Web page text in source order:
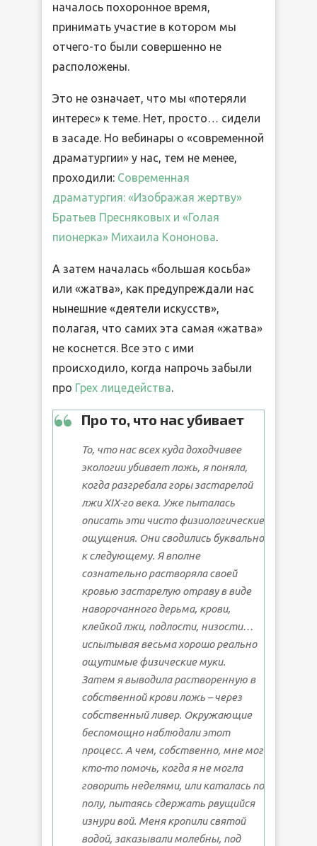
началось похоронное время,
принимать участие в котором мы
отчего-то были совершенно не
расположены.
Это не означает, что мы «потеряли
интерес» к теме. Нет, просто… сидели
в засаде. Но вебинары о «современной
драматургии» у нас, тем не менее,
проходили: Современная
драматургия: «Изображая жертву»
Братьев Пресняковых и «Голая
пионерка» Михаила Кононова.
А затем началась «большая косьба»
или «жатва», как предупреждали нас
нынешние «деятели искусств»,
полагая, что самих эта самая «жатва»
не коснется. Все это с ими
происходило, когда напрочь забыли
про Грех лицедейства.
Про то, что нас убивает
То, что нас всех куда доходчивее
экологии убивает ложь, я поняла,
когда разгребала горы застарелой
лжи XIX-го века. Уже пыталась
описать эти чисто физиологические
ощущения. Они сводились буквально
к следующему. Я вполне
сознательно растворяла своей
кровью застарелую отраву в виде
наворочанного дерьма, крови,
клейкой лжи, подлости, низости…
испытывая весьма хорошо реально
ощутимые физические муки.
Затем я выводила растворенную в
собственной крови ложь – через
собственный ливер. Окружающие
беспомощно наблюдали этот
процесс. А чем, собственно, мне мог
кто-то помочь, когда я не могла
говорить неделями, или каталась по
полу, пытаясь сдержать рвущийся
изнури вой. Меня кропили святой
водой, заказывали молебны, под